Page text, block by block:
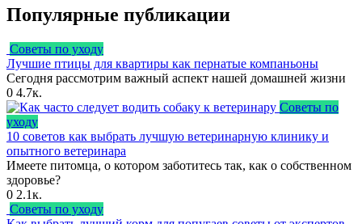
Популярные публикации
Советы по уходу
Лучшие птицы для квартиры как пернатые компаньоны
Сегодня рассмотрим важный аспект нашей домашней жизни
0 4.7к.
Советы по
уходу
10 советов как выбрать лучшую ветеринарную клинику и
опытного ветеринара
Имеете питомца, о котором заботитесь так, как о собственном
здоровье?
0 2.1к.
Советы по уходу